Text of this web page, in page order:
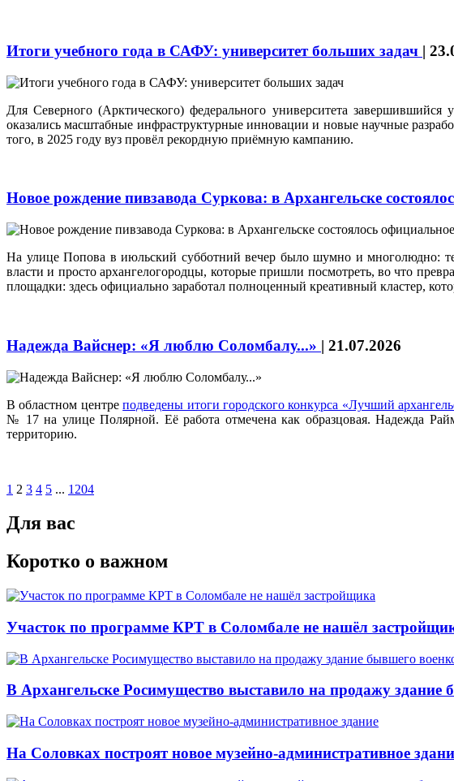
Итоги учебного года в САФУ: университет больших задач |
Для Северного (Арктического) федерального университета
оказались масштабные инфраструктурные инновации и новые научные
того, в 2025 году вуз провёл рекордную приёмную кампанию.
Новое рождение пивзавода Суркова: в Архангельске
На улице Попова в июльский субботний вечер было шумно и многолюдно:
власти и просто архангелогородцы, которые пришли посмотреть, во что
площадки: здесь официально заработал полноценный креативный кластер,
Надежда Вайснер: «Я люблю Соломбалу...» | 21.07.2026
В областном центреподведены итоги городского конкурса «Лучший
№ 17 на улице Полярной. Её работа отмечена как образцовая. Надежда
территорию.
1 2 3 4 5 ... 1204
Для вас
Коротко о важном
Участок по программе КРТ в Соломбале не нашёл
В Архангельске Росимущество выставило на продажу здание
На Соловках построят новое музейно-административное